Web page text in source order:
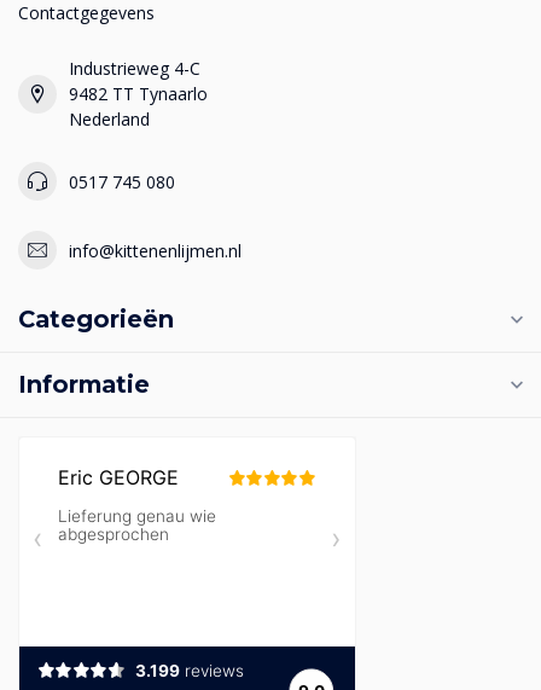
Contactgegevens
Industrieweg 4-C
9482 TT Tynaarlo
Nederland
0517 745 080
info@kittenenlijmen.nl
Categorieën
Informatie